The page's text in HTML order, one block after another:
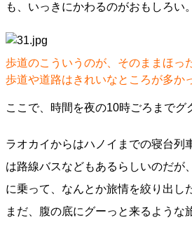
も、いっきにかわるのがおもしろい。
歩道のこういうのが、そのままほっ
歩道や道路はきれいなところが多か
ここで、時間を夜の10時ごろまでグ
ラオカイからはハノイまでの寝台列
は路線バスなどもあるらしいのだが
に乗って、なんとか旅情を絞り出し
まだ、腹の底にグーっと来るような